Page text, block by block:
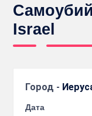
Israel
Город -
Дата